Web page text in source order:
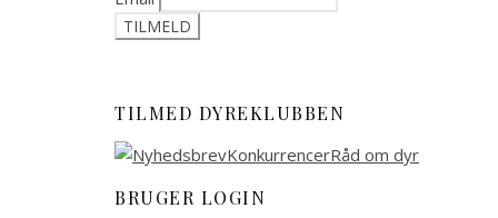
TILMED DYREKLUBBEN
BRUGER LOGIN